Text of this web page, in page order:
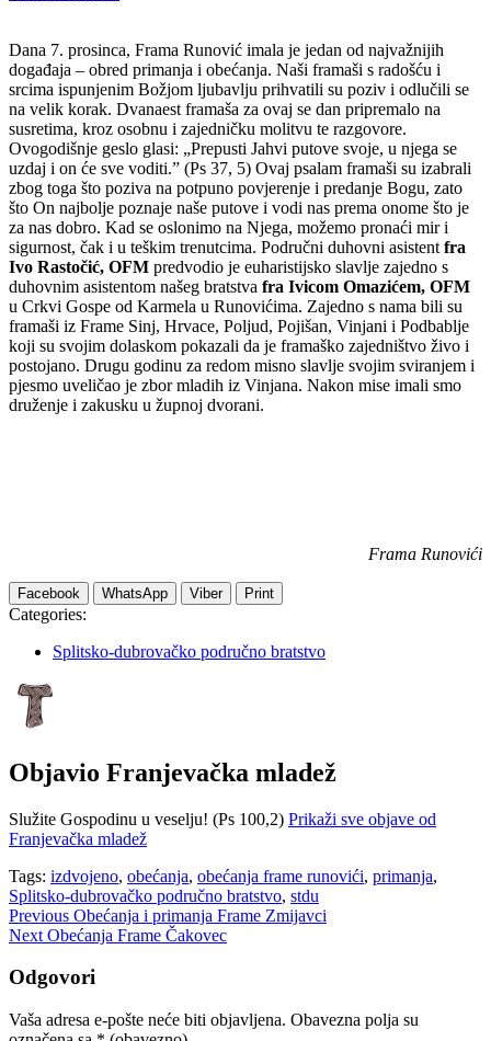
Dana 7. prosinca, Frama Runović imala je jedan od najvažnijih
događaja – obred primanja i obećanja. Naši framaši s radošću i
srcima ispunjenim Božjom ljubavlju prihvatili su poziv i odlučili se
na velik korak. Dvanaest framaša za ovaj se dan pripremalo na
susretima, kroz osobnu i zajedničku molitvu te razgovore.
Ovogodišnje geslo glasi: „Prepusti Jahvi putove svoje, u njega se
uzdaj i on će sve voditi.” (Ps 37, 5) Ovaj psalam framaši su izabrali
zbog toga što poziva na potpuno povjerenje i predanje Bogu, zato
što On najbolje poznaje naše putove i vodi nas prema onome što je
za nas dobro. Kad se oslonimo na Njega, možemo pronaći mir i
sigurnost, čak i u teškim trenutcima. Područni duhovni asistent fra
Ivo Rastočić, OFM predvodio je euharistijsko slavlje zajedno s
duhovnim asistentom našeg bratstva fra Ivicom Omazićem, OFM
u Crkvi Gospe od Karmela u Runovićima. Zajedno s nama bili su
framaši iz Frame Sinj, Hrvace, Poljud, Pojišan, Vinjani i Podbablje
koji su svojim dolaskom pokazali da je framaško zajedništvo živo i
postojano. Drugu godinu za redom misno slavlje svojim sviranjem i
pjesmo uveličao je zbor mladih iz Vinjana. Nakon mise imali smo
druženje i zakusku u župnoj dvorani.
Frama Runovići
Facebook WhatsApp Viber Print
Categories:
Splitsko-dubrovačko područno bratstvo
Objavio Franjevačka mladež
Služite Gospodinu u veselju! (Ps 100,2) Prikaži sve objave od
Franjevačka mladež
Tags: izdvojeno, obećanja, obećanja frame runovići, primanja,
Splitsko-dubrovačko područno bratstvo, stdu
Navigacija
objava
Previous Obećanja i primanja Frame Zmijavci
Next Obećanja Frame Čakovec
Odgovori
Vaša adresa e-pošte neće biti objavljena. Obavezna polja su